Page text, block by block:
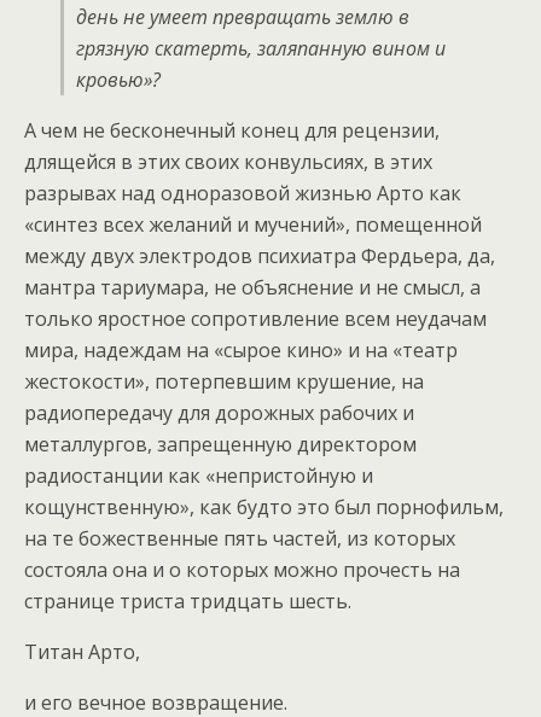
день не умеет превращать землю в
грязную скатерть, заляпанную вином и
кровью»?
А чем не бесконечный конец для рецензии,
длящейся в этих своих конвульсиях, в этих
разрывах над одноразовой жизнью Арто как
«синтез всех желаний и мучений», помещенной
между двух электродов психиатра Фердьера, да,
мантра тариумара, не объяснение и не смысл, а
только яростное сопротивление всем неудачам
мира, надеждам на «сырое кино» и на «театр
жестокости», потерпевшим крушение, на
радиопередачу для дорожных рабочих и
металлургов, запрещенную директором
радиостанции как «непристойную и
кощунственную», как будто это был порнофильм,
на те божественные пять частей, из которых
состояла она и о которых можно прочесть на
странице триста тридцать шесть.
Титан Арто,
и его вечное возвращение.